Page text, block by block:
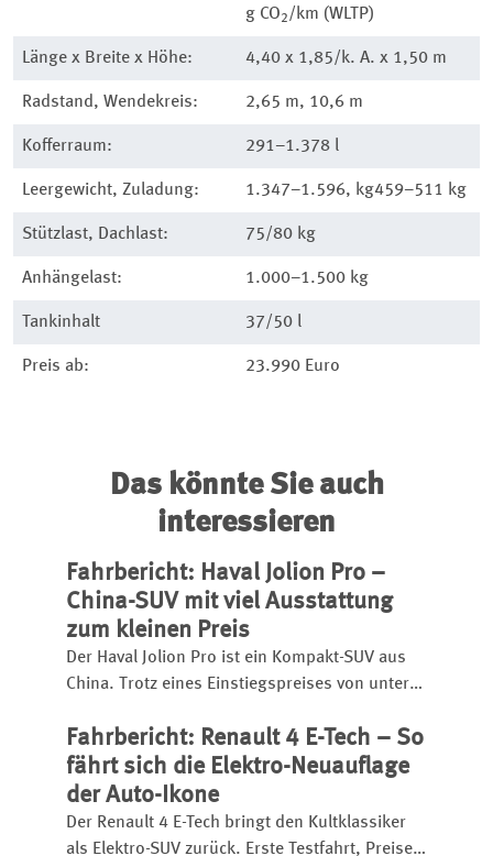
g CO2/km (WLTP)
Länge x Breite x Höhe: 4,40 x 1,85/k. A. x 1,50 m
Radstand, Wendekreis: 2,65 m, 10,6 m
Kofferraum: 291–1.378 l
Leergewicht, Zuladung: 1.347–1.596, kg459–511 kg
Stützlast, Dachlast: 75/80 kg
Anhängelast: 1.000–1.500 kg
Tankinhalt 37/50 l
Preis ab: 23.990 Euro
Das könnte Sie auch
interessieren
Fahrbericht: Haval Jolion Pro –
China-SUV mit viel Ausstattung
zum kleinen Preis
Der Haval Jolion Pro ist ein Kompakt-SUV aus
China. Trotz eines Einstiegspreises von unter
Ausstattung, einen kräftigen Turbobenziner
und eignet sich sogar für den
Anhängerbetrieb.
Fahrbericht: Renault 4 E-Tech – So
fährt sich die Elektro-Neuauflage
der Auto-Ikone
Der Renault 4 E-Tech bringt den Kultklassiker
als Elektro-SUV zurück. Erste Testfahrt, Preise,